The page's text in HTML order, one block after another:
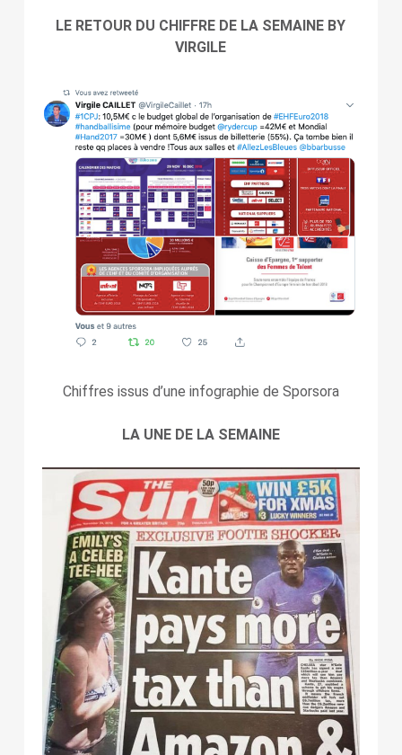
LE RETOUR DU CHIFFRE DE LA SEMAINE BY
VIRGILE
Chiffres issus d’une infographie de Sporsora
LA UNE DE LA SEMAINE